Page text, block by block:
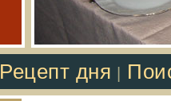
Рецепт дня